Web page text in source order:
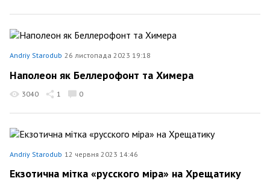
Andriy Starodub 26 листопада 2023 19:18
Наполеон як Беллерофонт та Химера
3040 1 0
Andriy Starodub 12 червня 2023 14:46
Екзотична мітка «русского міра» на Хрещатику